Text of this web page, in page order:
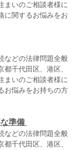
まいのご相談者様に
に関するお悩みをお
などの法律問題全般
千代田区、港区、
まいのご相談者様に
お悩みをお持ちの方
準備
などの法律問題全般
千代田区、港区、